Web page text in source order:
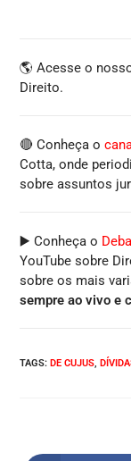
🌎 Acesse o
Direito.
🔴 Conheça o
Cotta, onde
sobre assuntos
▶️ Conheça o
YouTube sobre
sobre os mais
sempre ao vivo e
TAGS:DE CUJUS,